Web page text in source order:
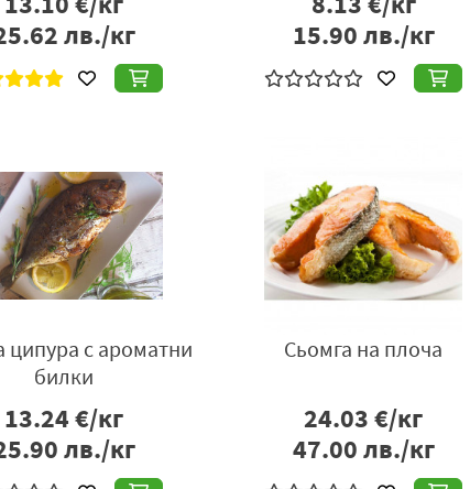
лв./кг
15.90лв./кг
ципура с ароматни
билки
13.24€/кг
лв./кг
Сьомга на плоча
24.03€/кг
47.00лв./кг